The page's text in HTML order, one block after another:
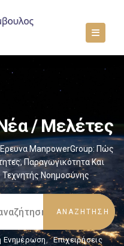
/ Μελέτες
Έρευνα ManpowerGroup: Πώς
Παραγωγικότητα Και
Νοημοσύνης
Ενημέρωση, Επιχειρήσεις